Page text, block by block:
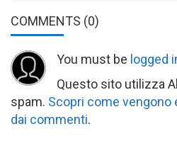
COMMENTS (0)
You must be logged
Questo sito utilizza
spam. Scopri come vengono
dai commenti.